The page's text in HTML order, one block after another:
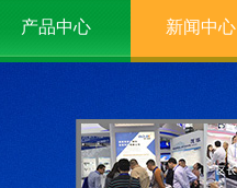
产品中心 新闻中心